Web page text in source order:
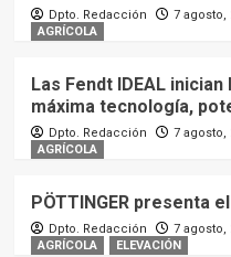
Dpto. Redacción 7 agosto,
AGRÍCOLA
Las Fendt IDEAL
máxima tecnología,
Dpto. Redacción 7 agosto,
AGRÍCOLA
PÖTTINGER presenta
Dpto. Redacción 7 agosto,
AGRÍCOLA
ELEVACIÓN